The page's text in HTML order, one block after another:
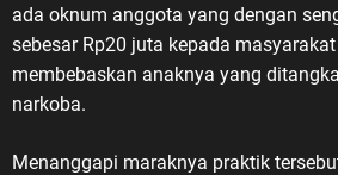
ada oknum anggota yang dengan
sebesar Rp20 juta kepada
membebaskan anaknya yang
narkoba.
Menanggapi maraknya praktik